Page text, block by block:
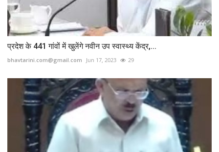
प्रदेश के 441 गांवों में खुलेंगे नवीन उप स्वास्थ्य केंद्र,...
bhavtarini.com@gmail.com Jun 17, 2023 29